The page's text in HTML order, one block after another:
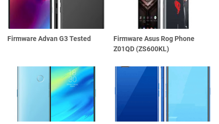
Firmware Advan G3 Tested
Firmware Asus Rog Phone
Z01QD (ZS600KL)